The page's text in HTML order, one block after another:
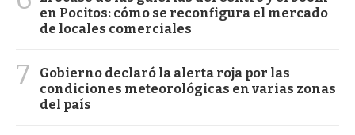
en Pocitos: cómo se reconfigura el mercado
de locales comerciales
7
Gobierno declaró la alerta roja por las
condiciones meteorológicas en varias zonas
del país